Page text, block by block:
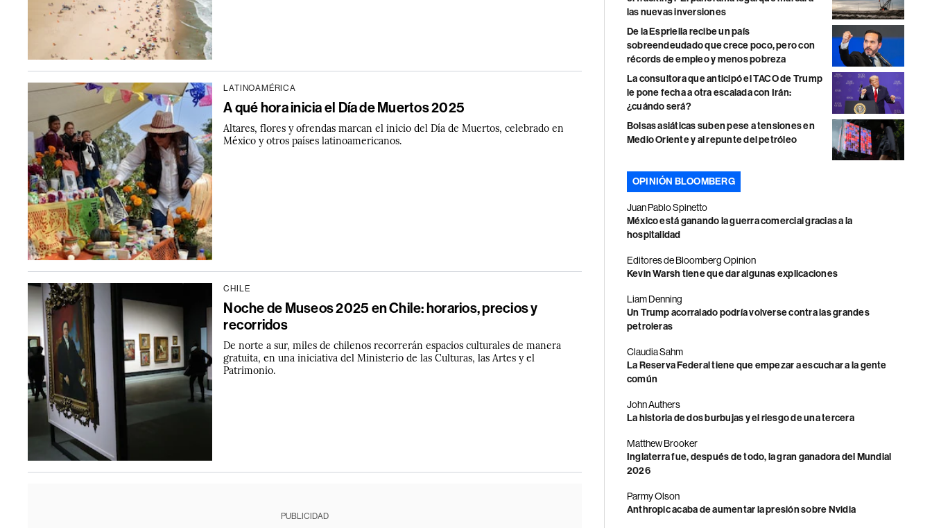
LATINOAMÉRICA
A qué hora inicia el Día de Muertos 2025
Altares, flores y ofrendas marcan el inicio del Día de Muertos, celebrado en
México y otros países latinoamericanos.
CHILE
Noche de Museos 2025 en Chile: horarios, precios y
recorridos
De norte a sur, miles de chilenos recorrerán espacios culturales de manera
gratuita, en una iniciativa del Ministerio de las Culturas, las Artes y el
Patrimonio.
PUBLICIDAD
las nuevas inversiones
De la Espriella recibe un país
sobreendeudado que crece poco, pero con
récords de empleo y menos pobreza
La consultora que anticipó el TACO de Trump
le pone fecha a otra escalada con Irán:
¿cuándo será?
Bolsas asiáticas suben pese a tensiones en
Medio Oriente y al repunte del petróleo
OPINIÓN BLOOMBERG
Juan Pablo Spinetto
México está ganando la guerra comercial gracias a la
hospitalidad
Editores de Bloomberg Opinion
Kevin Warsh tiene que dar algunas explicaciones
Liam Denning
Un Trump acorralado podría volverse contra las grandes
petroleras
Claudia Sahm
La Reserva Federal tiene que empezar a escuchar a la gente
común
John Authers
La historia de dos burbujas y el riesgo de una tercera
Matthew Brooker
Inglaterra fue, después de todo, la gran ganadora del Mundial
2026
Parmy Olson
Anthropic acaba de aumentar la presión sobre Nvidia